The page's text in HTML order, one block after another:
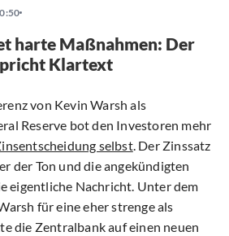
harte Maßnahmen: Der
Klartext
von Kevin Warsh als
Reserve bot den Investoren mehr
selbst. Der Zinssatz
der Ton und die angekündigten
eigentliche Nachricht. Unter dem
für eine eher strenge als
die Zentralbank auf einen neuen